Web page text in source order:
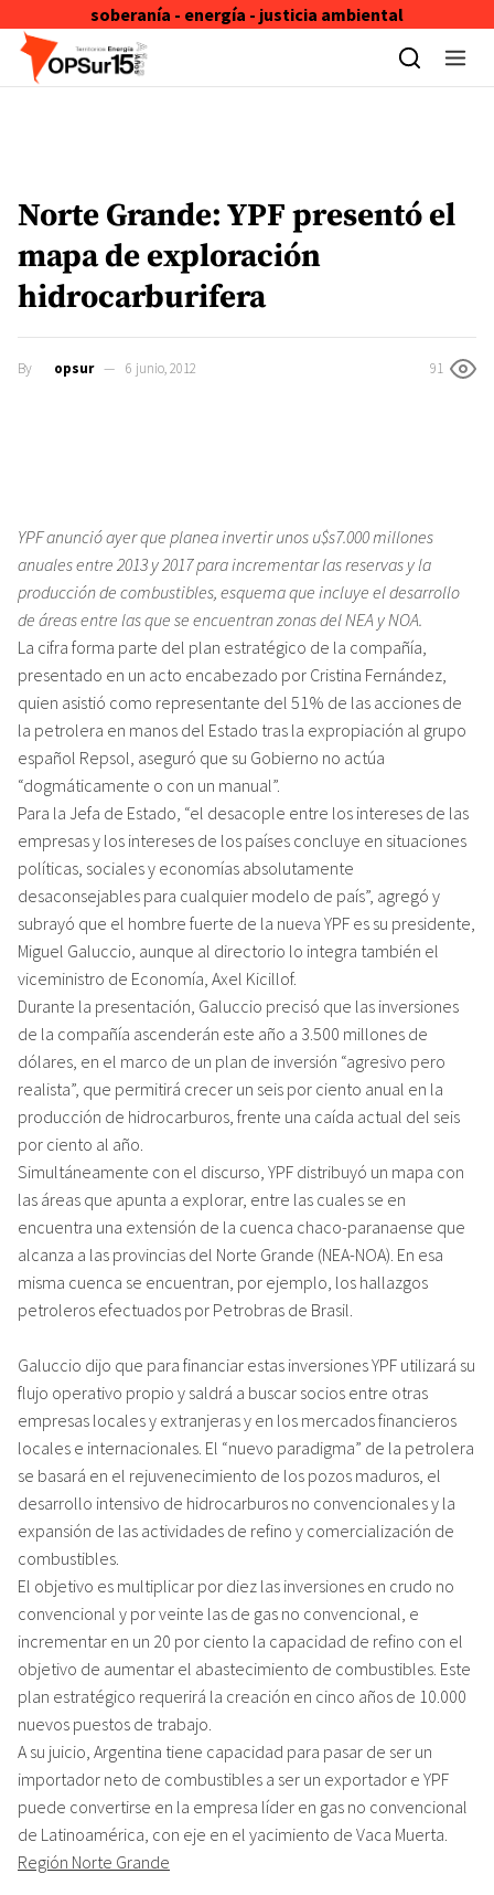
soberanía - energía - justicia ambiental
Skip to content
Norte Grande: YPF presentó el
mapa de exploración
hidrocarburifera
By opsur 6 junio, 2012 91
YPF anunció ayer que planea invertir unos u$s7.000 millones
anuales entre 2013 y 2017 para incrementar las reservas y la
producción de combustibles, esquema que incluye el desarrollo
de áreas entre las que se encuentran zonas del NEA y NOA.
La cifra forma parte del plan estratégico de la compañía,
presentado en un acto encabezado por Cristina Fernández,
quien asistió como representante del 51% de las acciones de
la petrolera en manos del Estado tras la expropiación al grupo
español Repsol, aseguró que su Gobierno no actúa
“dogmáticamente o con un manual”.
Para la Jefa de Estado, “el desacople entre los intereses de las
empresas y los intereses de los países concluye en situaciones
políticas, sociales y economías absolutamente
desaconsejables para cualquier modelo de país”, agregó y
subrayó que el hombre fuerte de la nueva YPF es su presidente,
Miguel Galuccio, aunque al directorio lo integra también el
viceministro de Economía, Axel Kicillof.
Durante la presentación, Galuccio precisó que las inversiones
de la compañía ascenderán este año a 3.500 millones de
dólares, en el marco de un plan de inversión “agresivo pero
realista”, que permitirá crecer un seis por ciento anual en la
producción de hidrocarburos, frente una caída actual del seis
por ciento al año.
Simultáneamente con el discurso, YPF distribuyó un mapa con
las áreas que apunta a explorar, entre las cuales se en
encuentra una extensión de la cuenca chaco-paranaense que
alcanza a las provincias del Norte Grande (NEA-NOA). En esa
misma cuenca se encuentran, por ejemplo, los hallazgos
petroleros efectuados por Petrobras de Brasil.
Galuccio dijo que para financiar estas inversiones YPF utilizará su
flujo operativo propio y saldrá a buscar socios entre otras
empresas locales y extranjeras y en los mercados financieros
locales e internacionales. El “nuevo paradigma” de la petrolera
se basará en el rejuvenecimiento de los pozos maduros, el
desarrollo intensivo de hidrocarburos no convencionales y la
expansión de las actividades de refino y comercialización de
combustibles.
El objetivo es multiplicar por diez las inversiones en crudo no
convencional y por veinte las de gas no convencional, e
incrementar en un 20 por ciento la capacidad de refino con el
objetivo de aumentar el abastecimiento de combustibles. Este
plan estratégico requerirá la creación en cinco años de 10.000
nuevos puestos de trabajo.
A su juicio, Argentina tiene capacidad para pasar de ser un
importador neto de combustibles a ser un exportador e YPF
puede convertirse en la empresa líder en gas no convencional
de Latinoamérica, con eje en el yacimiento de Vaca Muerta.
Región Norte Grande